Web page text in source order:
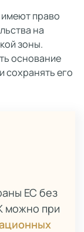
право
на
зоны.
основание
сохранять его
ЕС без
можно при